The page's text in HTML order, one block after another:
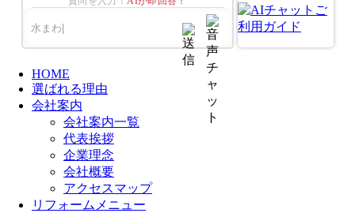
HOME
選ばれる理由
会社案内
会社案内一覧
代表挨拶
企業理念
会社概要
アクセスマップ
リフォームメニュー